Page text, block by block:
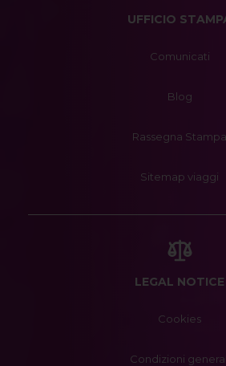
UFFICIO
Comunicati
Blog
Rassegna Stampa
Sitemap viaggi
LEGAL NOTICE
Cookies
Condizioni